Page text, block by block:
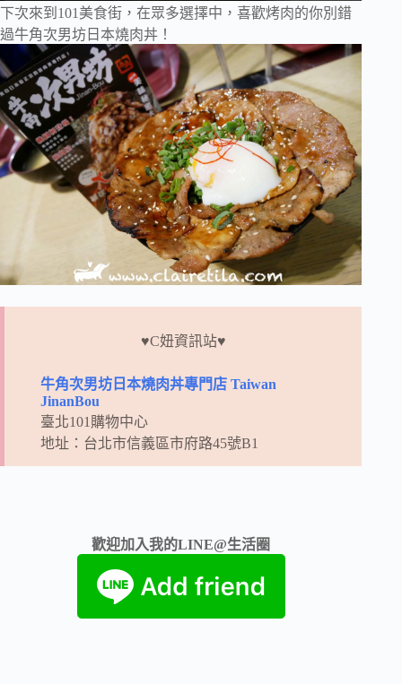
下次來到101美食街，在眾多選擇中，喜歡烤肉的你別錯
過牛角次男坊日本燒肉丼！
♥C妞資訊站♥
牛角次男坊日本燒肉丼專門店 Taiwan
JinanBou
臺北101購物中心
地址：台北市信義區市府路45號B1
歡迎加入我的LINE@生活圈